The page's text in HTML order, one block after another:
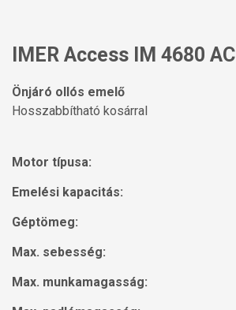
IMER Access IM 4680 AC
Önjáró ollós emelő
Hosszabbítható kosárral
Motor típusa:
Emelési kapacitás:
Géptömeg:
Max. sebesség:
Max. munkamagasság: